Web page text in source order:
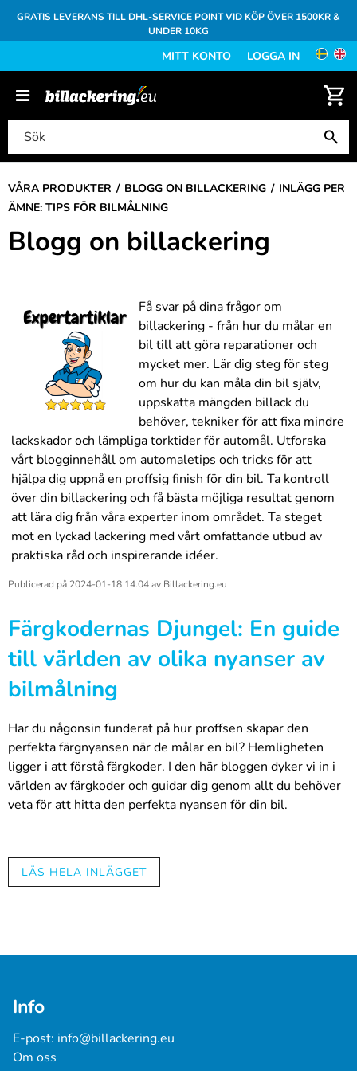
GRATIS LEVERANS TILL DHL-SERVICE POINT VID KÖP ÖVER 1500KR &
UNDER 10KG
MITT KONTO LOGGA IN
VÅRA PRODUKTER BLOGG ON BILLACKERING
INLÄGG PER
ÄMNE: TIPS FÖR BILMÅLNING
Blogg on billackering
Få svar på dina frågor om
billackering - från hur du målar en
bil till att göra reparationer och
mycket mer. Lär dig steg för steg
om hur du kan måla din bil själv,
uppskatta mängden billack du
behöver, tekniker för att fixa mindre
lackskador och lämpliga torktider för automål. Utforska
vårt blogginnehåll om automaletips och tricks för att
hjälpa dig uppnå en proffsig finish för din bil. Ta kontroll
över din billackering och få bästa möjliga resultat genom
att lära dig från våra experter inom området. Ta steget
mot en lyckad lackering med vårt omfattande utbud av
praktiska råd och inspirerande idéer.
Publicerad på 2024-01-18 14.04av Billackering.eu
Färgkodernas Djungel: En guide
till världen av olika nyanser av
bilmålning
Har du någonsin funderat på hur proffsen skapar den
perfekta färgnyansen när de målar en bil? Hemligheten
ligger i att förstå färgkoder. I den här bloggen dyker vi in i
världen av färgkoder och guidar dig genom allt du behöver
veta för att hitta den perfekta nyansen för din bil.
Vad är en färgkod och varför är
den viktig?
färgkod är absolut nödvändigt när du vill göra reparationer
precis rätt nyans utan gissningar.
Hur man hittar rätt färgkod för
LÄS HELA INLÄGGET
Info
E-post: info@billackering.eu
Om oss